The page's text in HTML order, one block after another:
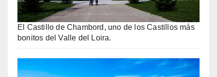
El Castillo de Chambord, uno de los Castillos más
bonitos del Valle del Loira.